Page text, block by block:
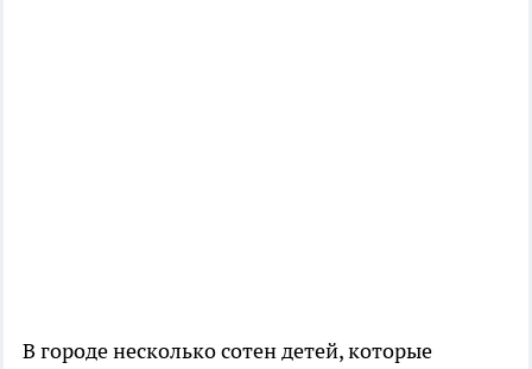
В городе несколько сотен детей, которые